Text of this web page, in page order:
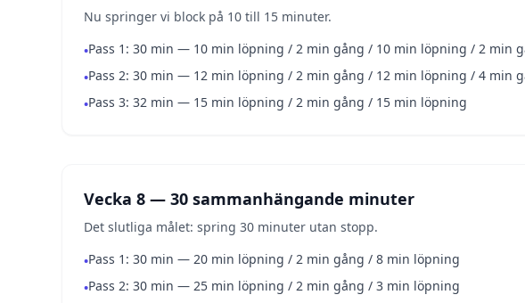
Nu springer vi block på 10 till 15 minuter.
•Pass 1: 30 min — 10 min löpning / 2 min gång / 10 min löpning / 2 min
•Pass 2: 30 min — 12 min löpning / 2 min gång / 12 min löpning / 4 min
•Pass 3: 32 min — 15 min löpning / 2 min gång / 15 min löpning
Vecka 8 — 30 sammanhängande minuter
Det slutliga målet: spring 30 minuter utan stopp.
•Pass 1: 30 min — 20 min löpning / 2 min gång / 8 min löpning
•Pass 2: 30 min — 25 min löpning / 2 min gång / 3 min löpning